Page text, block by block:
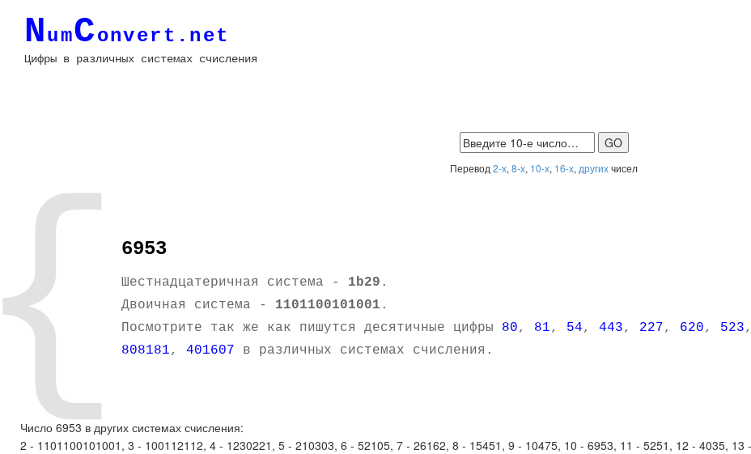
NumConvert.net
Цифры в различных системах счисления
Перевод 2-х, 8-х, 10-х, 16-х, другихчисел
6953
Шестнадцатеричная система - 1b29 .
Двоичная система - 1101100101001 .
Посмотрите так же как пишутся десятичные цифры 80, 81, 54, 443, 227, 620, 523
808181, 401607 в различных системах счисления.
Число 6953 в других системах счисления:
2 - 1101100101001, 3 - 100112112, 4 - 1230221, 5 - 210303, 6 - 52105, 7 - 26162, 8 - 15451, 9 - 10475, 10 - 6953, 11 - 5251, 12 - 4035,